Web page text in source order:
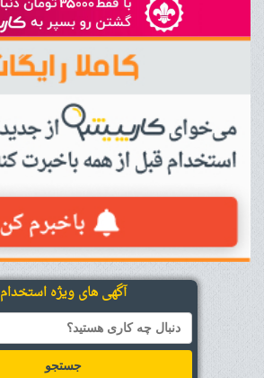
آگهی های ویژه استخدام
جستجو